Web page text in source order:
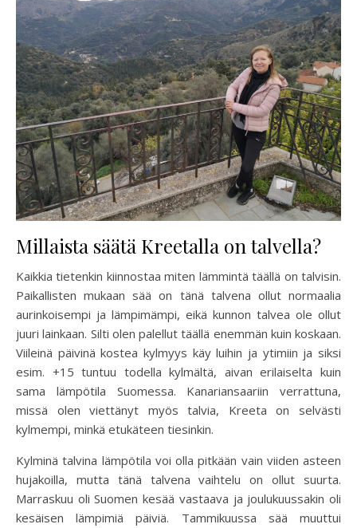
Millaista säätä Kreetalla on talvella?
Kaikkia tietenkin kiinnostaa miten lämmintä täällä on talvisin.
Paikallisten mukaan sää on tänä talvena ollut normaalia
aurinkoisempi ja lämpimämpi, eikä kunnon talvea ole ollut
juuri lainkaan. Silti olen palellut täällä enemmän kuin koskaan.
Viileinä päivinä kostea kylmyys käy luihin ja ytimiin ja siksi
esim. +15 tuntuu todella kylmältä, aivan erilaiselta kuin
sama lämpötila Suomessa. Kanariansaariin verrattuna,
missä olen viettänyt myös talvia, Kreeta on selvästi
kylmempi, minkä etukäteen tiesinkin.
Kylminä talvina lämpötila voi olla pitkään vain viiden asteen
hujakoilla, mutta tänä talvena vaihtelu on ollut suurta.
Marraskuu oli Suomen kesää vastaava ja joulukuussakin oli
kesäisen lämpimiä päiviä. Tammikuussa sää muuttui